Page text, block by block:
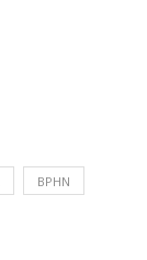
BPHN